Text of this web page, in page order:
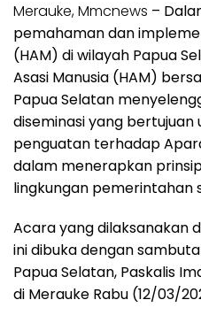
Merauke, Mmcnews –
pemahaman dan
(HAM) di wilayah Papua
Asasi Manusia (HAM)
Papua Selatan
diseminasi yang
penguatan terhadap
dalam menerapkan
lingkungan pemerintahan
Acara yang dilaksanakan
ini dibuka dengan
Papua Selatan, Paskalis
di Merauke Rabu (12/03/